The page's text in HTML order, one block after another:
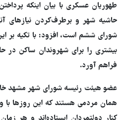
طهوریان عسکری با بیان اینکه
حاشیه شهر و برطرف‌کردن نیازهای
شورای ششم است، افزود: با تکیه بر
بیشتری را برای شهروندان ساکن در
فراهم آورد.
عضو هیئت رئیسه شورای شهر مشهد
همان مردمی هستند که این روزها